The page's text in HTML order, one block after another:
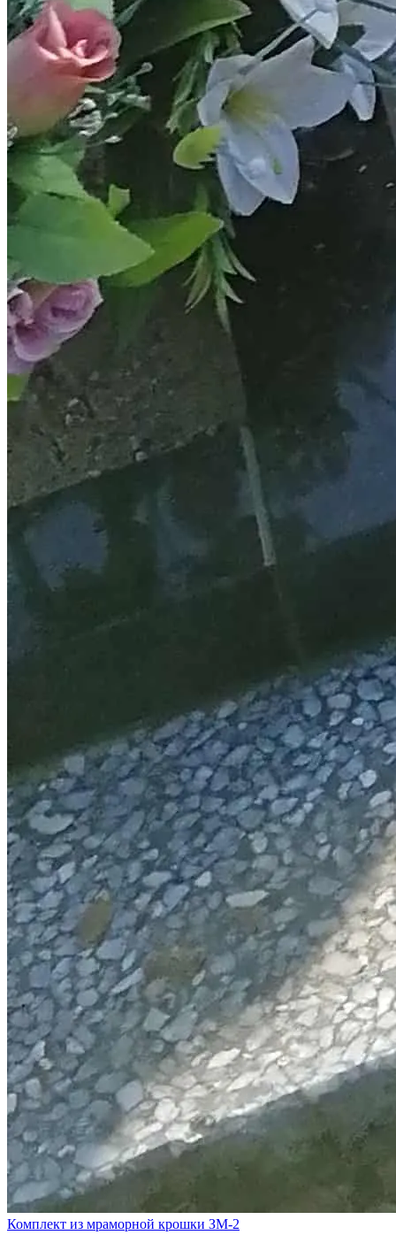
Комплект из мраморной крошки ЗМ-2